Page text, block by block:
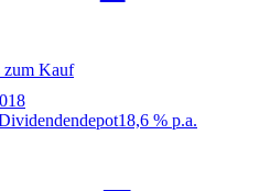
zum Kauf
18,6 % p.a.